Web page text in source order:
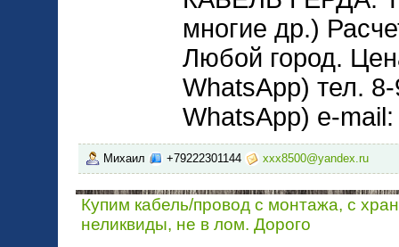
многие др.)
Любой город.
WhatsApp) тел.
WhatsApp) e-
Михаил +79222301144 xxx8500@yandex.ru
Купим кабель/провод с монтажа, с
неликвиды, не в лом. Дорого